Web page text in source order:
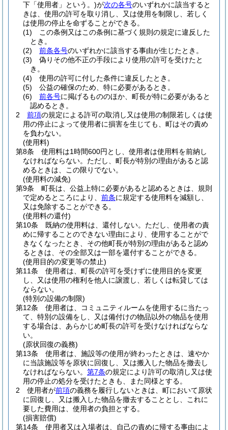
下「使用者」という。)が次の各号のいずれかに該当すると
きは、使用の許可を取り消し、又は使用を制限し、若しく
は使用の停止を命ずることができる。
(1)
この条例又はこの条例に基づく規則の規定に違反した
とき。
(2)
前条各号のいずれかに該当する事由が生じたとき。
(3)
偽りその他不正の手段により使用の許可を受けたと
き。
(4)
使用の許可に付した条件に違反したとき。
(5)
公益の確保のため、特に必要があるとき。
(6)
前各号に掲げるもののほか、町長が特に必要があると
認めるとき。
2
前項の規定による許可の取消し又は使用の制限若しくは使
用の停止によって使用者に損害を生じても、町はその責め
を負わない。
(使用料)
第8条
使用料は1時間600円とし、使用者は使用料を前納し
なければならない。 ただし、町長が特別の理由があると認
めるときは、この限りでない。
(使用料の減免)
第9条
町長は、公益上特に必要があると認めるときは、規則
で定めるところにより、 前条に規定する使用料を減額し、
又は免除することができる。
(使用料の還付)
第10条
既納の使用料は、還付しない。 ただし、使用者の責
めに帰することのできない理由により、使用することがで
きなくなったとき、その他町長が特別の理由があると認め
るときは、その全部又は一部を還付することができる。
(使用目的の変更等の禁止)
第11条
使用者は、町長の許可を受けずに使用目的を変更
し、又は使用の権利を他人に譲渡し、若しくは転貸しては
ならない。
(特別の設備の制限)
第12条
使用者は、コミュニティルームを使用するに当たっ
て、特別の設備をし、又は備付けの物品以外の物品を使用
する場合は、あらかじめ町長の許可を受けなければならな
い。
(原状回復の義務)
第13条
使用者は、施設等の使用が終わったときは、速やか
に当該施設等を原状に回復し、又は搬入した物品を撤去し
なければならない。 第7条の規定により許可の取消し又は使
用の停止の処分を受けたときも、また同様とする。
2
使用者が前項の義務を履行しないときは、町において原状
に回復し、又は搬入した物品を撤去することとし、これに
要した費用は、使用者の負担とする。
(損害賠償)
第14条
使用者又は入場者は、自己の責めに帰する事由によ